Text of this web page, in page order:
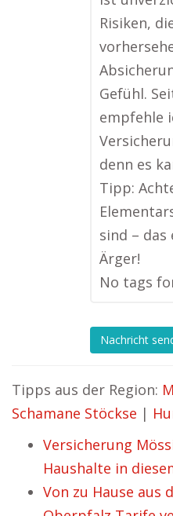
Risiken,
Gefühl.
empfehle
denn es
Tipp:
sind –
Ärger!
No tags
Nachricht
Tipps aus der Region:
Schamane Stöckse |
Versicherung
Haushalte in
Von zu Hause aus